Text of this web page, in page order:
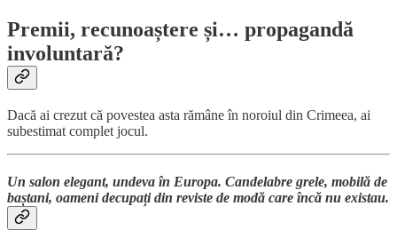
Premii, recunoaștere și… propagandă
involuntară?
Dacă ai crezut că povestea asta rămâne în noroiul din Crimeea, ai
subestimat complet jocul.
Un salon elegant, undeva în Europa. Candelabre grele, mobilă de
baștani, oameni decupați din reviste de modă care încă nu existau.